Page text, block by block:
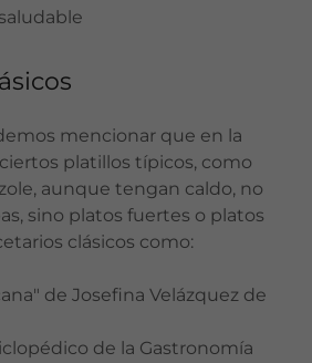
mencionar que en la
platillos típicos, como
aunque tengan caldo, no
sino platos fuertes o platos
clásicos como:
de Josefina Velázquez de
de la Gastronomía